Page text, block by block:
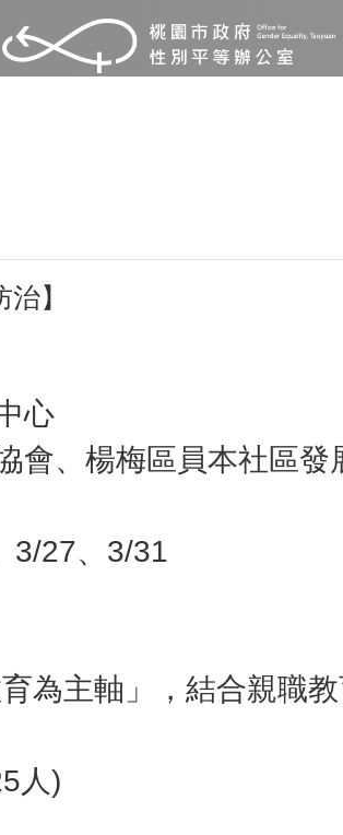
】
心
會、楊梅區員本社區
3/27、3/31
為主軸」，結合親職
人)